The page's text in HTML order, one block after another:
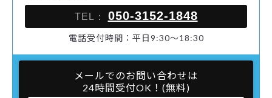
TEL： 050-3152-1848
電話受付時間：平日9:30～18:30
メールでのお問い合わせは
24時間受付OK！(無料)